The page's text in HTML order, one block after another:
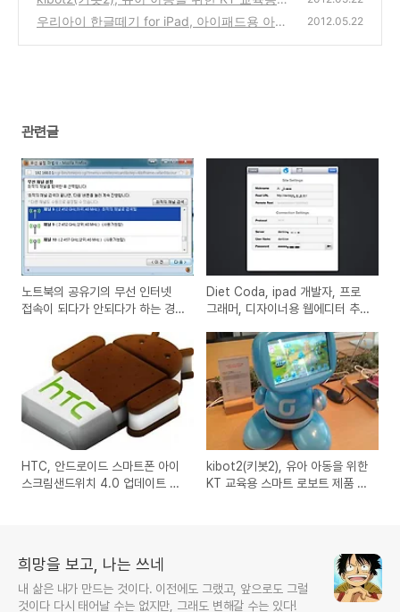
(2)
스마트 로보트 제품 vs 아이패드 테블릿
(2)
우리아이 한글떼기 for iPad, 아이패드용 아동
2012.05.22
관련글
노트북의 공유기의 무선 인터넷
접속이 되다가 안되다가 하는 경
Diet Coda, ipad 개발자, 프로
그래머, 디자이너용 웹에디터 추
HTC, 안드로이드 스마트폰 아이
스크림샌드위치 4.0 업데이트 일
kibot2(키봇2), 유아 아동을 위한
KT 교육용 스마트 로보트 제품 vs
희망을 보고, 나는 쓰네
내 삶은 내가 만드는 것이다. 이전에도 그랬고, 앞으로도 그럴
것이다 다시 태어날 수는 없지만, 그래도 변해갈 수는 있다!